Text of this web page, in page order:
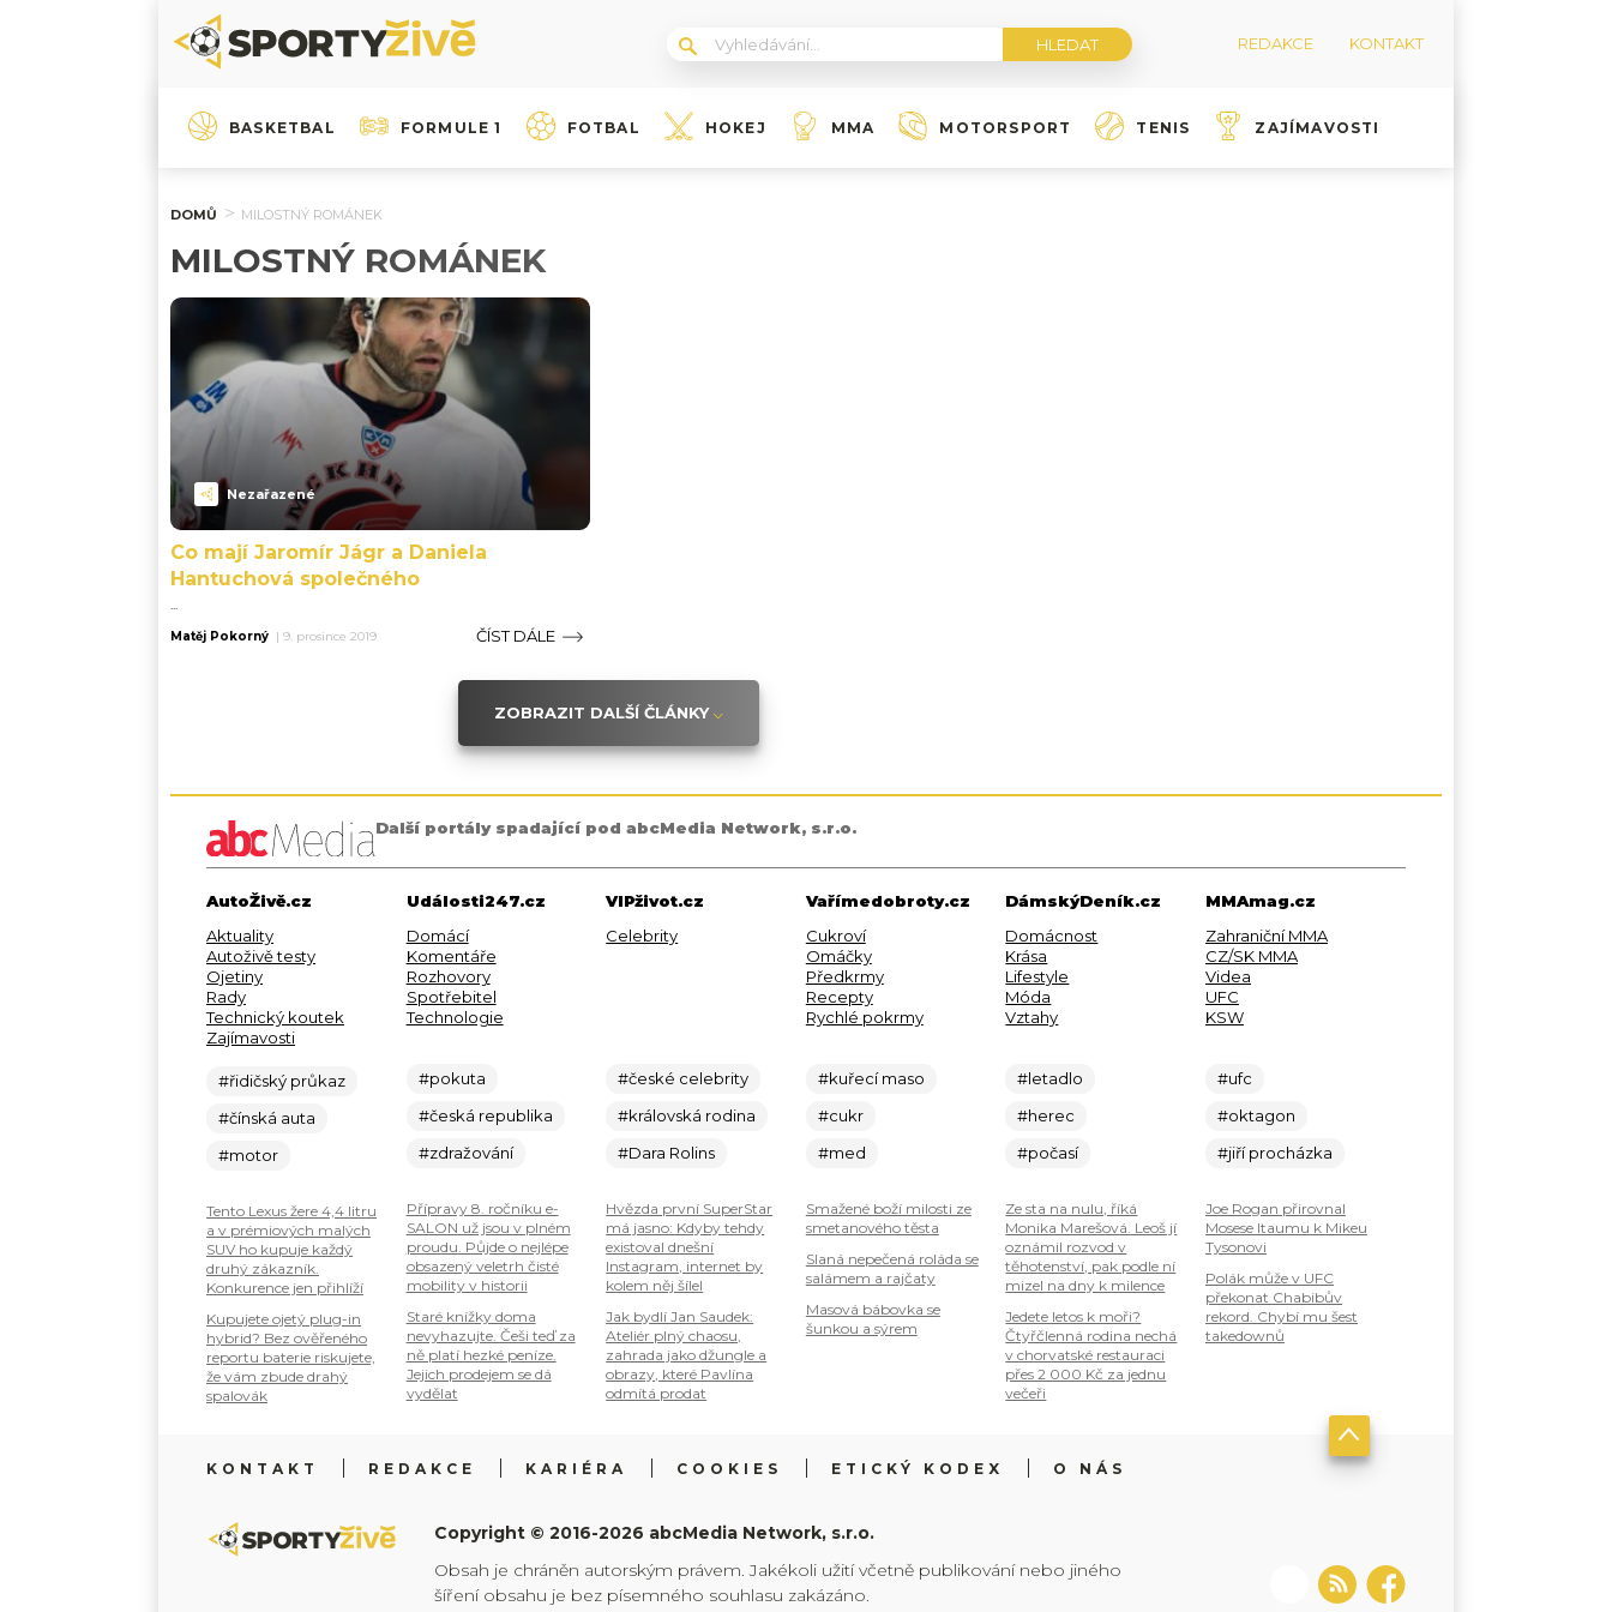
REDAKCE KONTAKT
BASKETBAL FORMULE 1 FOTBAL HOKEJ MMA MOTORSPORT TENIS ZAJÍMAVOSTI
DOMŮ MILOSTNÝ ROMÁNEK
MILOSTNÝ ROMÁNEK
Nezařazené
Co mají Jaromír Jágr a Daniela
Hantuchová společného
...
Matěj Pokorný | 9. prosince 2019 ČÍST DÁLE
ZOBRAZIT DALŠÍ ČLÁNKY
Další portály spadající pod abcMedia Network, s.r.o.
AutoŽivě.cz
Aktuality
Autoživě testy
Ojetiny
Rady
Technický koutek
Zajímavosti
#řidičský průkaz
#čínská auta
#motor
Tento Lexus žere 4,4 litru
a v prémiových malých
SUV ho kupuje každý
druhý zákazník.
Konkurence jen přihlíží
Kupujete ojetý plug-in
hybrid? Bez ověřeného
reportu baterie riskujete,
že vám zbude drahý
spalovák
Události247.cz
Domácí
Komentáře
Rozhovory
Spotřebitel
Technologie
#pokuta
#česká republika
#zdražování
Přípravy 8. ročníku e-
SALON už jsou v plném
proudu. Půjde o nejlépe
obsazený veletrh čisté
mobility v historii
Staré knížky doma
nevyhazujte. Češi teď za
ně platí hezké peníze.
Jejich prodejem se dá
vydělat
VIPživot.cz
Celebrity
#české celebrity
#královská rodina
#Dara Rolins
Hvězda první SuperStar
má jasno: Kdyby tehdy
existoval dnešní
Instagram, internet by
kolem něj šílel
Jak bydlí Jan Saudek:
Ateliér plný chaosu,
zahrada jako džungle a
obrazy, které Pavlína
odmítá prodat
Vařímedobroty.cz
Cukroví
Omáčky
Předkrmy
Recepty
Rychlé pokrmy
#kuřecí maso
#cukr
#med
Smažené boží milosti ze
smetanového těsta
Slaná nepečená roláda se
salámem a rajčaty
Masová bábovka se
šunkou a sýrem
DámskýDeník.cz
Domácnost
Krása
Lifestyle
Móda
Vztahy
#letadlo
#herec
#počasí
Ze sta na nulu, říká
Monika Marešová. Leoš jí
oznámil rozvod v
těhotenství, pak podle ní
mizel na dny k milence
Jedete letos k moři?
Čtyřčlenná rodina nechá
v chorvatské restauraci
přes 2 000 Kč za jednu
večeři
MMAmag.cz
Zahraniční MMA
CZ/SK MMA
Videa
UFC
KSW
#ufc
#oktagon
#jiří procházka
Joe Rogan přirovnal
Mosese Itaumu k Mikeu
Tysonovi
Polák může v UFC
překonat Chabibův
rekord. Chybí mu šest
takedownů
KONTAKT REDAKCE KARIÉRA COOKIES ETICKÝ KODEX O NÁS
Copyright © 2016-2026 abcMedia Network, s.r.o.
Obsah je chráněn autorským právem. Jakékoli užití včetně publikování nebo jiného
šíření obsahu je bez písemného souhlasu zakázáno.